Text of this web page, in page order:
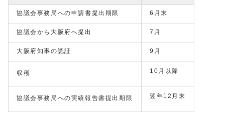
協議会事務局への申請書提出期限 6月末
協議会から大阪府へ提出 7月
大阪府知事の認証 9月
収穫 10月以降
協議会事務局への実績報告書提出期限 翌年12月末